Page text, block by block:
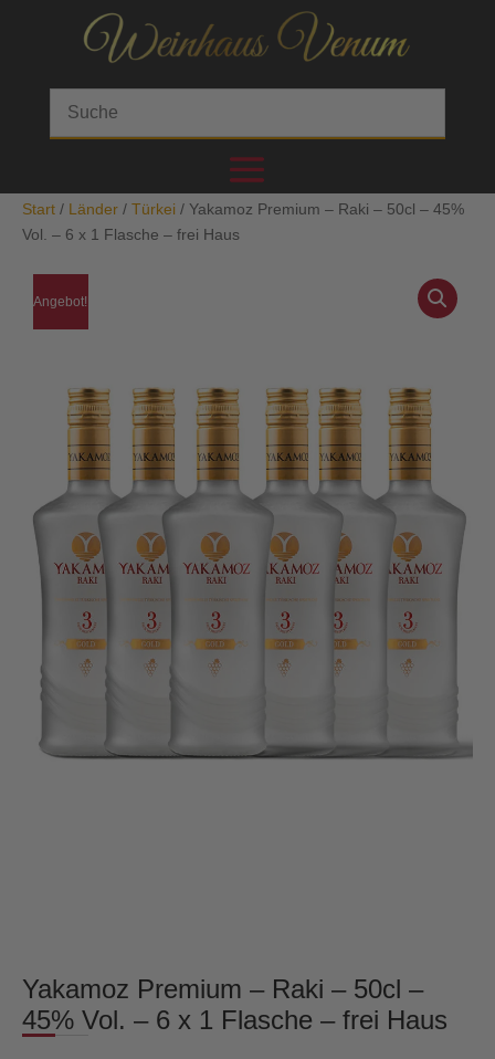
Start/ Länder/ Türkei / Yakamoz Premium – Raki – 50cl – 45%
Vol. – 6 x 1 Flasche – frei Haus
Angebot!
Yakamoz Premium – Raki – 50cl –
45% Vol. – 6 x 1 Flasche – frei Haus